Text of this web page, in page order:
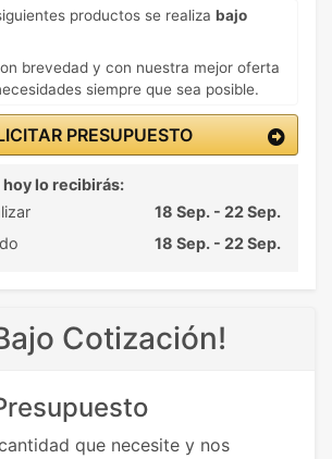
productos se realiza bajo
brevedad y con nuestra mejor oferta
siempre que sea posible.
PRESUPUESTO
lo recibirás:
18 Sep. - 22 Sep.
18 Sep. - 22 Sep.
Cotización!
que necesite y nos